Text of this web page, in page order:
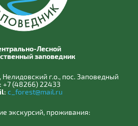
Лесной
заповедник
Нелидовский г.о., пос. Заповедный
+7 (48266) 22433
c_forest@mail.ru
экскурсий, проживания: